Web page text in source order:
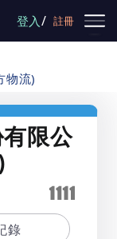
登入/ 註冊
物流)
限公
錄